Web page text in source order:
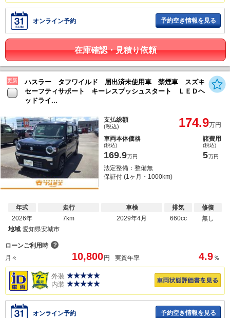
オンライン予約 予約空き情報を見る
在庫確認・見積り依頼
更新
ハスラー タフワイルド 届出済未使用車 禁煙車 スズキ
セーフティサポート キーレスプッシュスタート ＬＥＤヘ
ッドライ...
支払総額
(税込) 174.9万円
車両本体価格
(税込)
169.9万円
諸費用
(税込)
5万円
法定整備：整備無
保証付 (1ヶ月・1000km)
年式
2026年
走行
7km
車検
2029年4月
排気
660cc
修復
無し
地域 愛知県安城市
ローンご利用時 ？
月々
10,800 円 実質年率 4.9 ％
外装
内装
オンライン予約 予約空き情報を見る